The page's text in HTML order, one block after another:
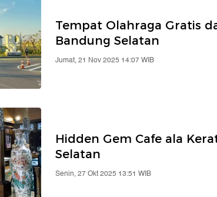
Tempat Olahraga Gratis
Bandung Selatan
Jumat, 21 Nov 2025 14:07 WIB
Hidden Gem Cafe ala
Selatan
Senin, 27 Okt 2025 13:51 WIB